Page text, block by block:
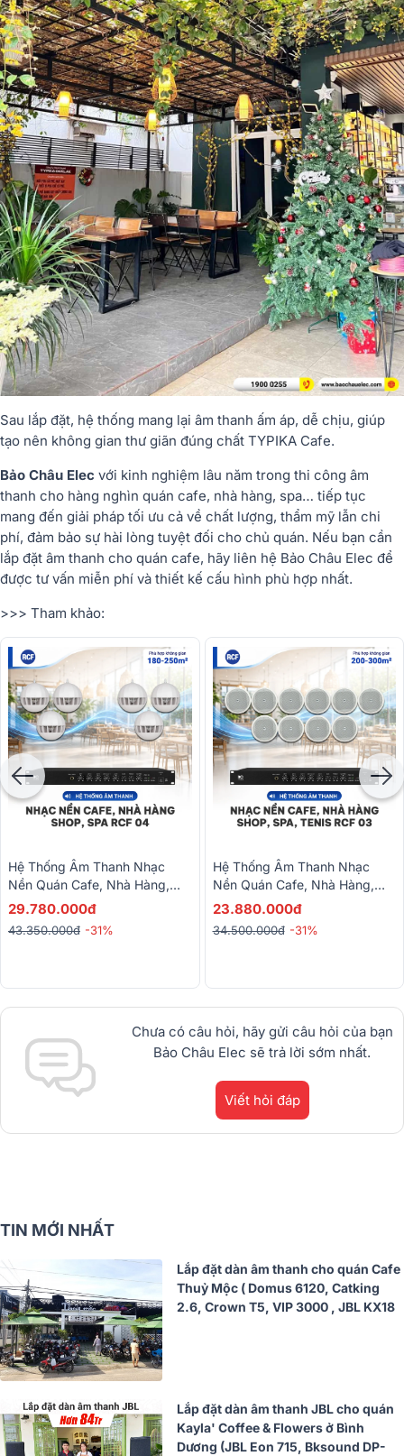
Sau lắp đặt, hệ thống mang lại âm thanh ấm áp, dễ chịu, giúp
tạo nên không gian thư giãn đúng chất TYPIKA Cafe.
Bảo Châu Elec với kinh nghiệm lâu năm trong thi công âm
thanh cho hàng nghìn quán cafe, nhà hàng, spa… tiếp tục
mang đến giải pháp tối ưu cả về chất lượng, thẩm mỹ lẫn chi
phí, đảm bảo sự hài lòng tuyệt đối cho chủ quán. Nếu bạn cần
lắp đặt âm thanh cho quán cafe, hãy liên hệ Bảo Châu Elec để
được tư vấn miễn phí và thiết kế cấu hình phù hợp nhất.
>>> Tham khảo:
Hệ Thống Âm Thanh Nhạc
Nền Quán Cafe, Nhà Hàng,
Shop, Spa RCF 04 (RCF BS 8,
29.780.000đ
43.350.000đ -31%
Hệ Thống Âm Thanh Nhạc
Nền Quán Cafe, Nhà Hàng,
Shop, Spa, Tennis RCF 03
23.880.000đ
34.500.000đ -31%
Chưa có câu hỏi, hãy gửi câu hỏi của bạn
Bảo Châu Elec sẽ trả lời sớm nhất.
Viết hỏi đáp
TIN MỚI NHẤT
Lắp đặt dàn âm thanh cho quán Cafe
Thuỷ Mộc ( Domus 6120, Catking
2.6, Crown T5, VIP 3000 , JBL KX18
Lắp đặt dàn âm thanh JBL cho quán
Kayla' Coffee & Flowers ở Bình
Dương (JBL Eon 715, Bksound DP-